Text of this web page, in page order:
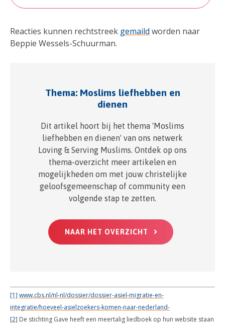
Reacties kunnen rechtstreek gemaild worden naar
Beppie Wessels-Schuurman.
Thema: Moslims liefhebben en
dienen
Dit artikel hoort bij het thema 'Moslims
liefhebben en dienen' van ons netwerk
Loving & Serving Muslims. Ontdek op ons
thema-overzicht meer artikelen en
mogelijkheden om met jouw christelijke
geloofsgemeenschap of community een
volgende stap te zetten.
NAAR HET OVERZICHT
[1] www.cbs.nl/nl-nl/dossier/dossier-asiel-migratie-en-
integratie/hoeveel-asielzoekers-komen-naar-nederland-
[2] De stichting Gave heeft een meertalig liedboek op hun website staan